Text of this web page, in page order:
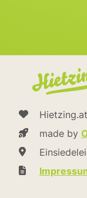
Hietzing.at
made by